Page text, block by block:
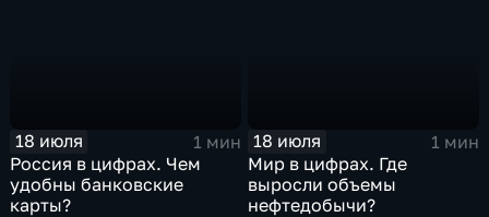
18 июля
1 мин
Россия в цифрах. Чем
удобны банковские
карты?
18 июля
1 мин
Мир в цифрах. Где
выросли объемы
нефтедобычи?